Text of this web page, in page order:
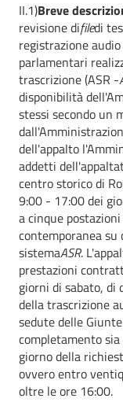
II.1)Breve
revisione difiledi
registrazione
parlamentari
trascrizione (ASR -
disponibilità
stessi secondo un
dell'appalto
addetti
centro storico di
9:00 - 17:00 dei
a cinque
contemporanea
sistemaASR.
prestazioni
giorni di sabato, di
della trascrizione
sedute delle
completamento
giorno della
ovvero entro
oltre le ore 16:00.